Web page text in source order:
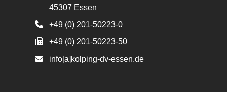
45307 Essen
+49 (0) 201-50223-0
+49 (0) 201-50223-50
info[a]kolping-dv-essen.de